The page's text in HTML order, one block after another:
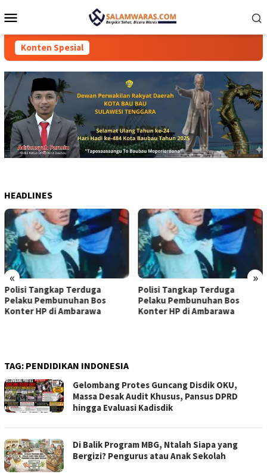
ke
Mobile
Konten Spesial
HEADLINES
« »
Polisi Tangkap Terduga
Pelaku Pembunuhan Bos
Konter HP di Ambarawa
Dugaan Korupsi
Juta, Mantan AO
di Pemalang Resmi
TAG: PENDIDIKAN INDONESIA
Gelombang Protes Guncang Disdik OKU,
Massa Desak Audit Khusus, Pansus DPRD
hingga Evaluasi Kadisdik
Di Balik Program MBG, Ntalah Siapa yang
Bergizi? Pengurus atau Anak Sekolah